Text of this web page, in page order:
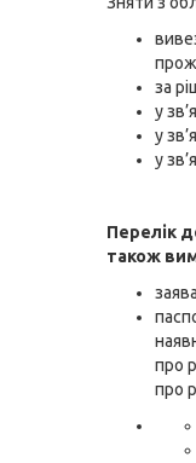
за
у
у
у
Перелік
також
про
про